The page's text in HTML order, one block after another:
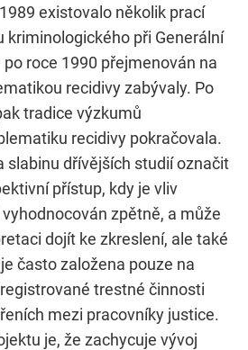
existovalo několik prací
kriminologického při Generální
roce 1990 přejmenován na
recidivy zabývaly. Po
tradice výzkumů
recidivy pokračovala.
slabinu dřívějších studií označit
přístup, kdy je vliv
zpětně, a může
dojít ke zkreslení, ale také
často založena pouze na
trestné činnosti
mezi pracovníky justice.
je, že zachycuje vývoj